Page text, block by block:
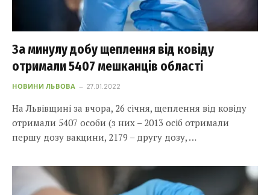
За минулу добу щеплення від ковіду
отримали 5407 мешканців області
НОВИНИ ЛЬВОВА 27.01.2022
На Львівщині за вчора, 26 січня, щеплення від ковіду
отримали 5407 оcоби (з них – 2013 осіб отримали
першу дозу вакцини, 2179 – другу дозу, …